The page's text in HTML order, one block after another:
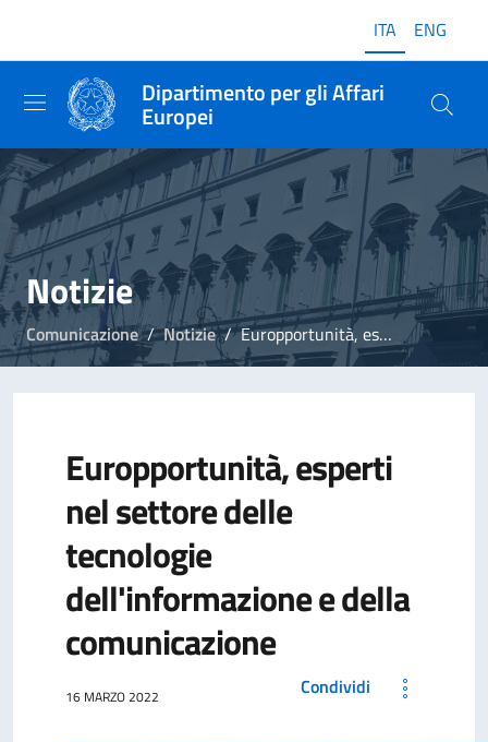
ITA ENG
Dipartimento per gli Affari
Europei
Notizie
Comunicazione Notizie Europportunità, esperti nel settore delle tecnologie dell'informazione e della comunicazione
Europportunità, esperti
nel settore delle
tecnologie
dell'informazione e della
comunicazione
16 MARZO 2022 Condividi